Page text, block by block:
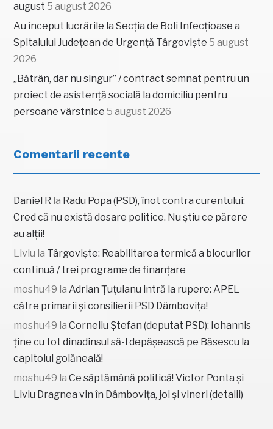
august 5 august 2026
Au început lucrările la Secția de Boli Infecțioase a
Spitalului Județean de Urgență Târgoviște 5 august
2026
„Bătrân, dar nu singur” / contract semnat pentru un
proiect de asistență socială la domiciliu pentru
persoane vârstnice 5 august 2026
Comentarii recente
Daniel R la Radu Popa (PSD), înot contra curentului:
Cred că nu există dosare politice. Nu știu ce părere
au alții!
Liviu la Târgoviște: Reabilitarea termică a blocurilor
continuă / trei programe de finanțare
moshu49 laAdrian Țuțuianu intră la rupere: APEL
către primarii și consilierii PSD Dâmbovița!
moshu49 laCorneliu Ștefan (deputat PSD): Iohannis
ține cu tot dinadinsul să-l depășească pe Băsescu la
capitolul golăneală!
moshu49 laCe săptămână politică! Victor Ponta și
Liviu Dragnea vin în Dâmbovița, joi și vineri (detalii)